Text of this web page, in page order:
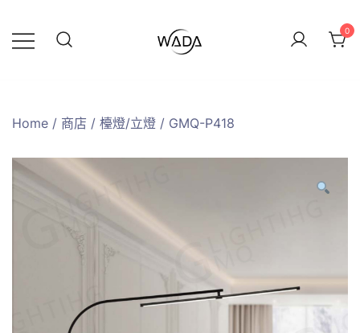
0
Home / 商店 / 檯燈/立燈 / GMQ-P418